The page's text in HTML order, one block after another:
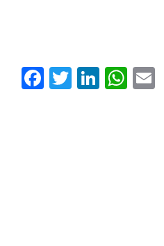
Facebook
Twitter
LinkedIn